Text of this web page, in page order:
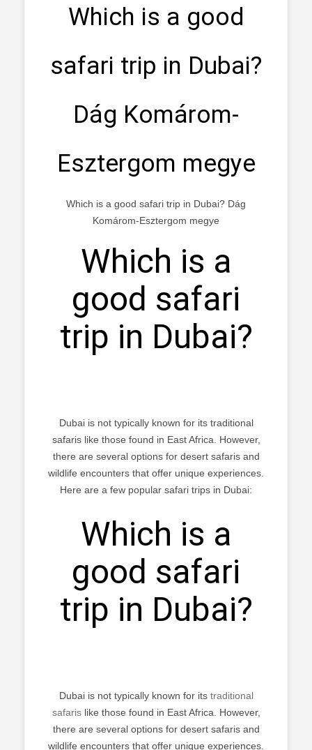
Which is a good
safari trip in Dubai?
Dág Komárom-
Esztergom megye
Which is a good safari trip in Dubai? Dág
Komárom-Esztergom megye
Which is a
good safari
trip in Dubai?
Dubai is not typically known for its traditional
safaris like those found in East Africa. However,
there are several options for desert safaris and
wildlife encounters that offer unique experiences.
Here are a few popular safari trips in Dubai:
Which is a
good safari
trip in Dubai?
Dubai is not typically known for its traditional
safarislike those found in East Africa. However,
there are several options for desert safaris and
wildlife encounters that offer unique experiences.